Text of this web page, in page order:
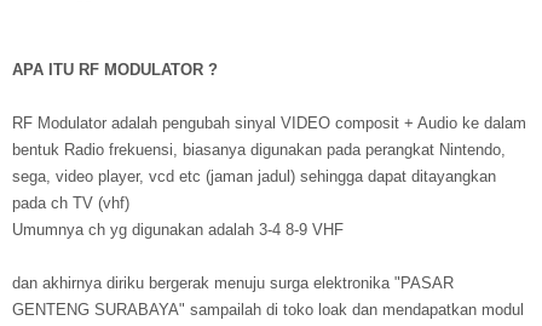
APA ITU RF MODULATOR ?
RF Modulator adalah pengubah sinyal VIDEO composit + Audio ke dalam
bentuk Radio frekuensi, biasanya digunakan pada perangkat Nintendo,
sega, video player, vcd etc (jaman jadul) sehingga dapat ditayangkan
pada ch TV (vhf)
Umumnya ch yg digunakan adalah 3-4 8-9 VHF
dan akhirnya diriku bergerak menuju surga elektronika "PASAR
GENTENG SURABAYA" sampailah di toko loak dan mendapatkan modul